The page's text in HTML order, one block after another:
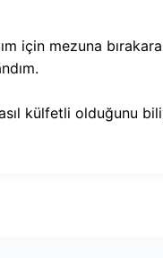
için mezuna
külfetli olduğunu